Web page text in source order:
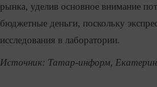
рынка, уделив основное внимание
бюджетные деньги, поскольку
исследования в лаборатории.
Источник: Татар-информ,